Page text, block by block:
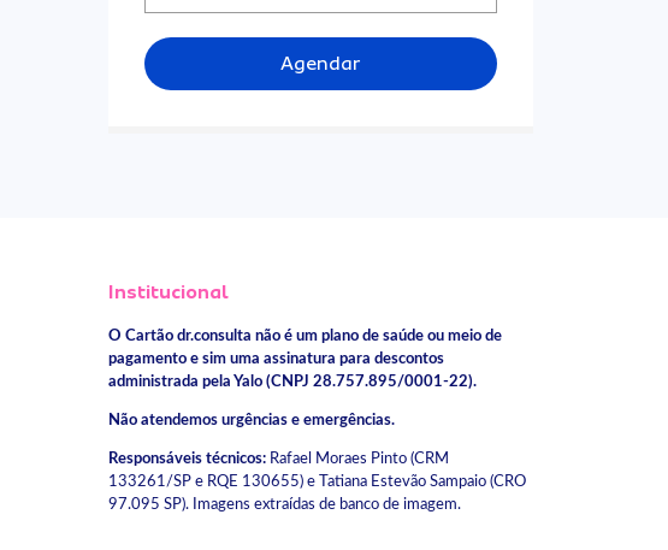
Agendar
Institucional
O Cartão dr.consulta não é um plano de saúde ou meio de
pagamento e sim uma assinatura para descontos
administrada pela Yalo (CNPJ 28.757.895/0001-22).
Não atendemos urgências e emergências.
Responsáveis técnicos:Rafael Moraes Pinto (CRM
133261/SP e RQE 130655) e Tatiana Estevão Sampaio (CRO
97.095 SP). Imagens extraídas de banco de imagem.